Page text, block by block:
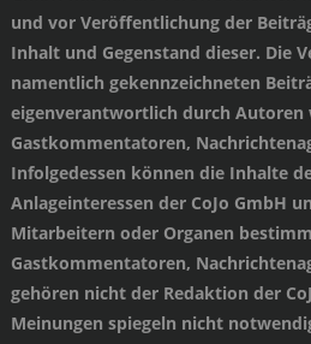
und vor Veröffentlichung der
Inhalt und Gegenstand dieser. Die
namentlich gekennzeichneten
eigenverantwortlich durch Autoren
Gastkommentatoren,
Infolgedessen können die Inhalte
Anlageinteressen der CoJo GmbH
Mitarbeitern oder Organen
Gastkommentatoren,
gehören nicht der Redaktion der
Meinungen spiegeln nicht